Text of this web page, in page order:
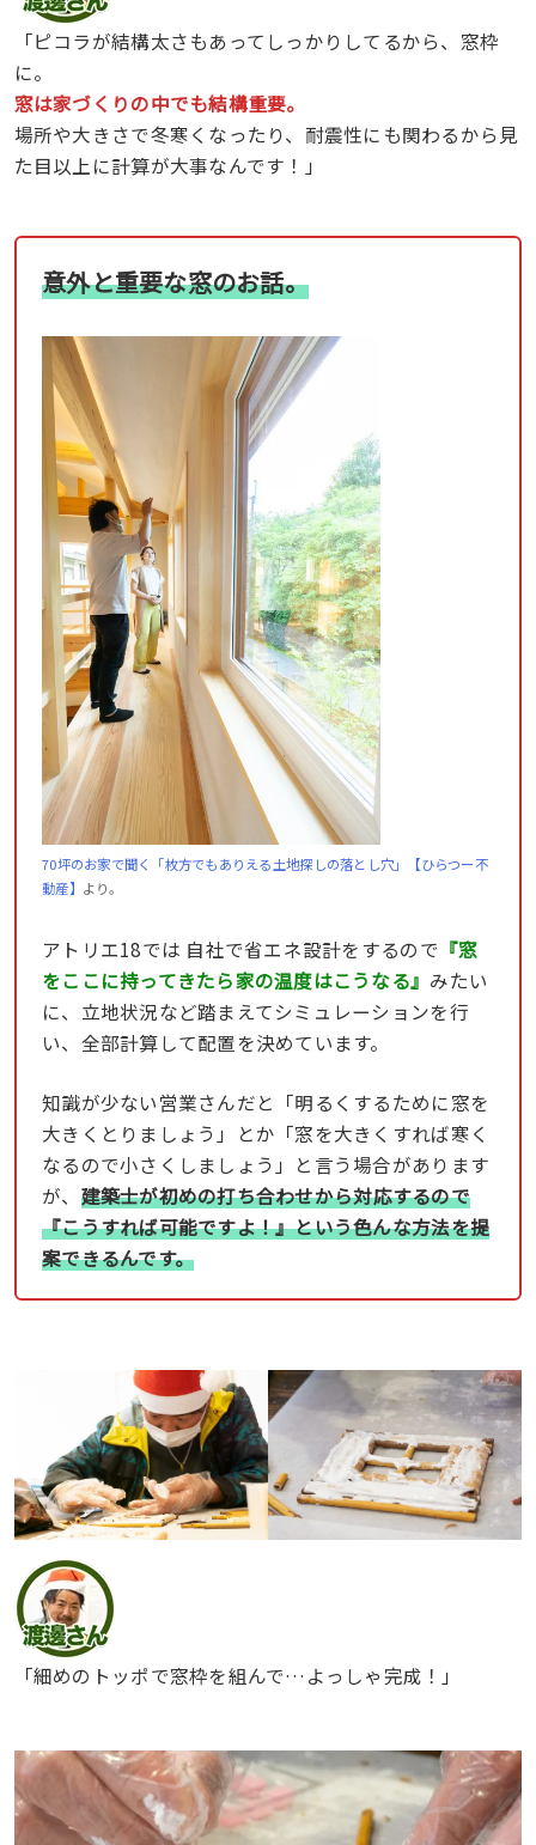
「ピコラが結構太さもあってしっかりしてるから、窓枠
に。
窓は家づくりの中でも結構重要。
場所や大きさで冬寒くなったり、耐震性にも関わるから見
た目以上に計算が大事なんです！」
意外と重要な窓のお話。
70坪のお家で聞く「枚方でもありえる土地探しの落とし穴」【ひらつー不
動産】 より。
アトリエ18では 自社で省エネ設計をするので 『窓
をここに持ってきたら家の温度はこうなる』 みたい
に、立地状況など踏まえてシミュレーションを行
い、全部計算して配置を決めています。
知識が少ない営業さんだと「明るくするために窓を
大きくとりましょう」とか「窓を大きくすれば寒く
なるので小さくしましょう」と言う場合があります
が、 建築士が初めの打ち合わせから対応するので
『こうすれば可能ですよ！』という色んな方法を提
案できるんです。
「細めのトッポで窓枠を組んで…よっしゃ完成！」